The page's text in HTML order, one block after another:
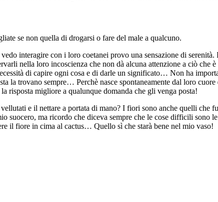
se non quella di drogarsi o fare del male a qualcuno.
interagire con i loro coetanei provo una sensazione di
nella loro incoscienza che non dà alcuna attenzione a ciò che
di capire ogni cosa e di darle un significato… Non ha
la trovano sempre… Perchè nasce spontaneamente dal loro
risposta migliore a qualunque domanda che gli venga posta!
e il nettare a portata di mano? I fiori sono anche quelli che
ma ricordo che diceva sempre che le cose difficili sono
il fiore in cima al cactus… Quello sì che starà bene nel mio vaso!